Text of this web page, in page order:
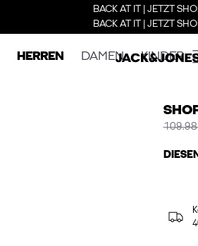
BACK AT IT | JETZT
BACK AT IT | JETZT
HERREN DAMEN KINDER